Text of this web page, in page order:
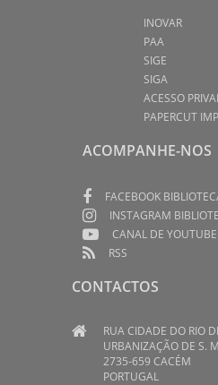
INOVAR
PAA
SIGE
SIGA
ACESSO
PAPERCUT
ACOMPANHE-NOS
FACEBOOK
INSTAGRAM
CANAL DE YOUTUBE
RSS
CONTACTOS
RUA CIDADE DO RIO
URBANIZAÇÃO DE S.
2735-659 CACÉM
PORTUGAL